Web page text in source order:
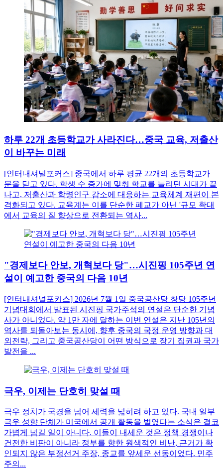
하루 22개 초등학교가 사라진다…중국 교육, 저출산
이 바꾸는 미래
[인터내셔널포커스] 중국에서 하루 평균 22개의 초등학교가
문을 닫고 있다. 학생 수 증가에 맞춰 학교를 늘리던 시대가 끝
나고, 저출산과 학령인구 감소에 대응하는 교육체계 재편이 본
격화되고 있다. 교육계는 이를 단순한 폐교가 아닌 '규모 확대
에서 교육의 질 향상으로 전환되는 역사...
"경제보다 안보, 개혁보다 당"…시진핑 105주년 연
설이 예고한 중국의 다음 10년
[인터내셔널포커스] 2026년 7월 1일 중국공산당 창당 105주년
기념대회에서 발표된 시진핑 국가주석의 연설은 단순한 기념
사가 아니었다. 약 1만 자에 달하는 이번 연설은 지난 105년의
역사를 되돌아보는 동시에, 향후 중국의 국정 운영 방향과 대
외전략, 그리고 중국공산당이 어떤 방식으로 장기 집권과 국가
발전을 ...
극우, 이제는 단호히 맞설 때
극우 정치가 국경을 넘어 세력을 넓히려 하고 있다. 국내 일부
극우 성향 단체가 미국에서 공개 활동을 벌였다는 소식은 결코
가볍게 넘길 일이 아니다. 이들이 내세운 것은 정책 경쟁이나
건전한 비판이 아니라 정부를 향한 원색적인 비난, 근거가 확
인되지 않은 부정선거 주장, 종교를 앞세운 선동이었다. 민주
주의...